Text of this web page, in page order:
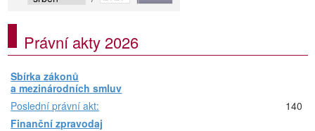
Právní akty 2026
Sbírka zákonů
a mezinárodních smluv
Poslední právní akt:
140
Finanční zpravodaj